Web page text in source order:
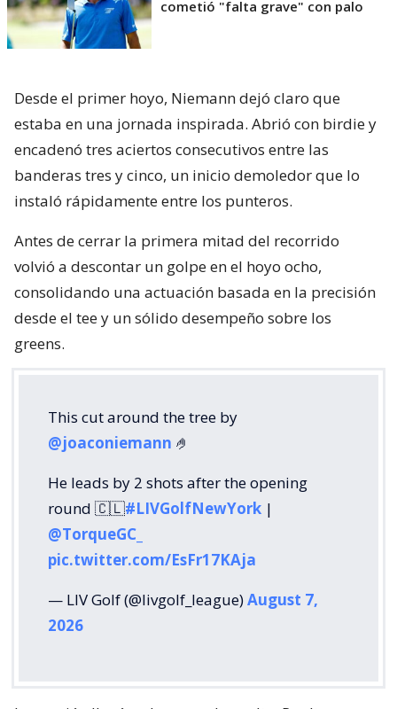
cometió "falta grave" con palo
Desde el primer hoyo, Niemann dejó claro que
estaba en una jornada inspirada. Abrió con birdie y
encadenó tres aciertos consecutivos entre las
banderas tres y cinco, un inicio demoledor que lo
instaló rápidamente entre los punteros.
Antes de cerrar la primera mitad del recorrido
volvió a descontar un golpe en el hoyo ocho,
consolidando una actuación basada en la precisión
desde el tee y un sólido desempeño sobre los
greens.
This cut around the tree by
@joaconiemann 🤌
He leads by 2 shots after the opening
round 🇨🇱#LIVGolfNewYork |
@TorqueGC_
pic.twitter.com/EsFr17KAja
— LIV Golf (@livgolf_league)August 7,
2026